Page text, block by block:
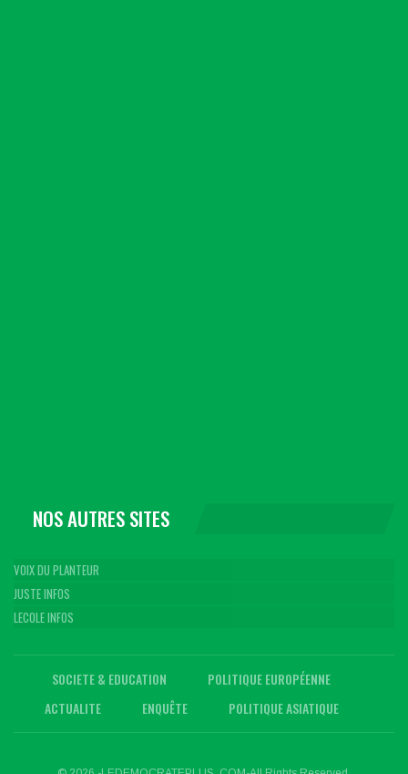
NOS AUTRES SITES
VOIX DU PLANTEUR
JUSTE INFOS
LECOLE INFOS
SOCIETE & EDUCATION
POLITIQUE EUROPÉENNE
ACTUALITE
ENQUÊTE POLITIQUE ASIATIQUE